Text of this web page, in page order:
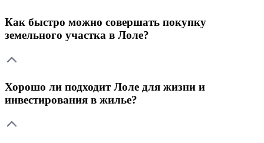
Как быстро можно совершать покупку
земельного участка в Лоле?
Хорошо ли подходит Лоле для жизни и
инвестирования в жилье?